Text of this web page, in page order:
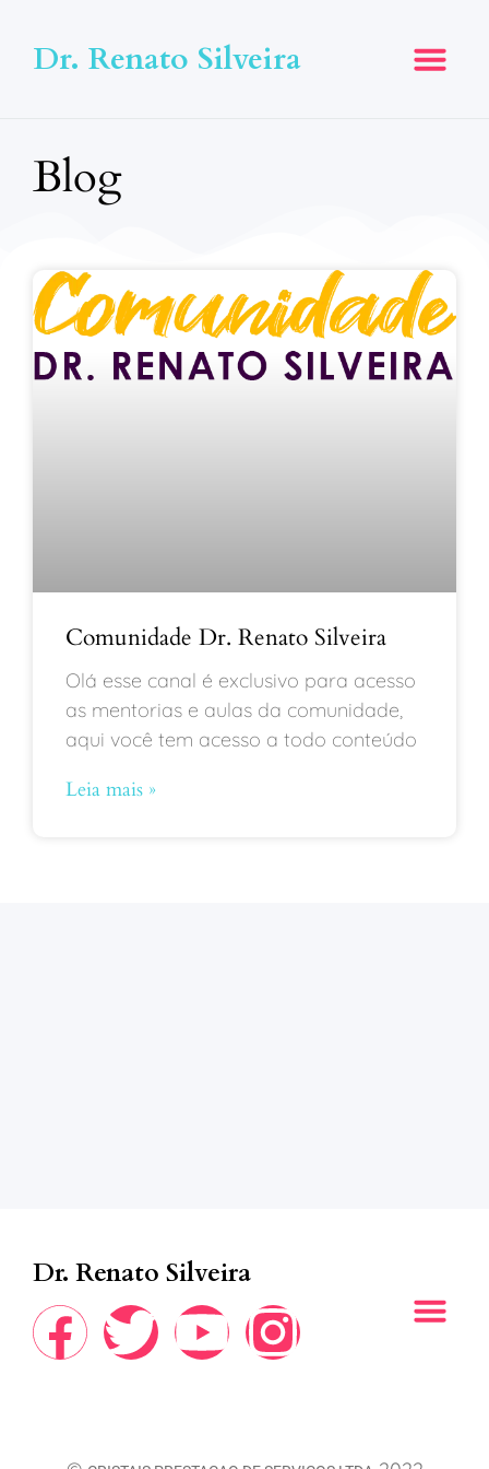
Dr. Renato Silveira
Blog
Comunidade Dr. Renato Silveira
Olá esse canal é exclusivo para acesso
as mentorias e aulas da comunidade,
aqui você tem acesso a todo conteúdo
Leia mais »
Dr. Renato Silveira